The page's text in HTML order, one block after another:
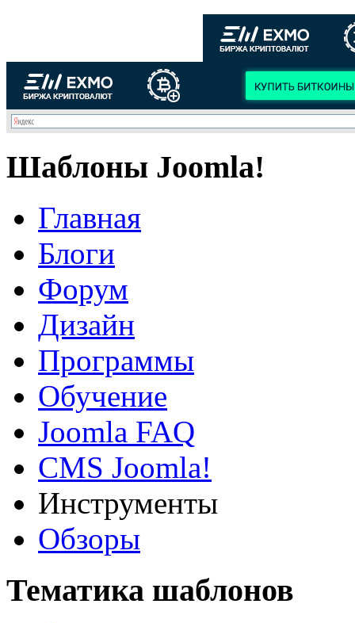
Шаблоны Joomla!
Главная
Блоги
Форум
Дизайн
Программы
Обучение
Joomla FAQ
CMS Joomla!
Инструменты
Обзоры
Тематика шаблонов